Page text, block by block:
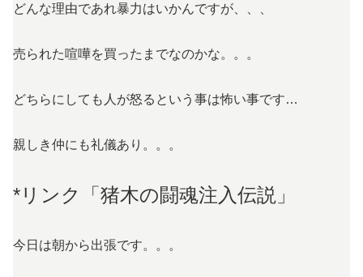
どんな理由であれ暴力はいかんですが、、、
売られた喧嘩を買ったまでなのかな。。。
どちらにしても人が怒るという事は怖い事です…
親しき仲にも礼儀あり。。。
*リンク「猪木の闘魂注入伝説」
今日は朝から出張です。。。